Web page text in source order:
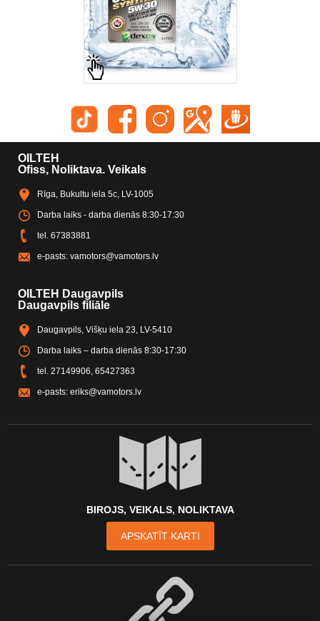
OILTEH
Ofiss, Noliktava. Veikals
Rīga, Bukultu iela 5c, LV-1005
Darba laiks - darba dienās 8:30-17:30
tel. 67383881
e-pasts: vamotors@vamotors.lv
OILTEH Daugavpils
Daugavpils filiāle
Daugavpils, Višķu iela 23, LV-5410
Darba laiks – darba dienās 8:30-17:30
tel. 27149906, 65427363
e-pasts: eriks@vamotors.lv
BIROJS, VEIKALS, NOLIKTAVA
APSKATĪT KARTI